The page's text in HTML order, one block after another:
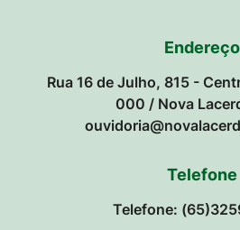
Endereço
Rua 16 de Julho, 815 -
000 / Nova
Telefone
Telefone: